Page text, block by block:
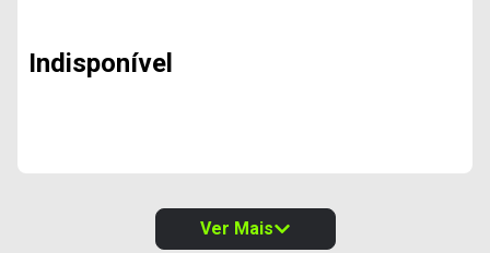
Indisponível
Ver Mais